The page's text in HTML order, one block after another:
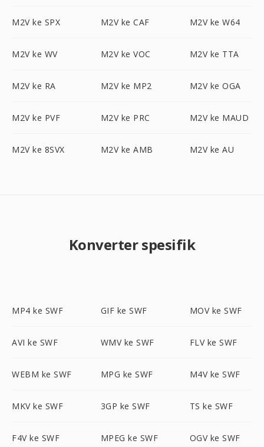
M2V ke SPX M2V ke CAF M2V ke W64
M2V ke WV M2V ke VOC M2V ke TTA
M2V ke RA M2V ke MP2 M2V ke OGA
M2V ke PVF M2V ke PRC M2V ke MAUD
M2V ke 8SVX M2V ke AMB M2V ke AU
Konverter spesifik
MP4 ke SWF GIF ke SWF MOV ke SWF
AVI ke SWF WMV ke SWF FLV ke SWF
WEBM ke SWF MPG ke SWF M4V ke SWF
MKV ke SWF 3GP ke SWF TS ke SWF
F4V ke SWF MPEG ke SWF OGV ke SWF